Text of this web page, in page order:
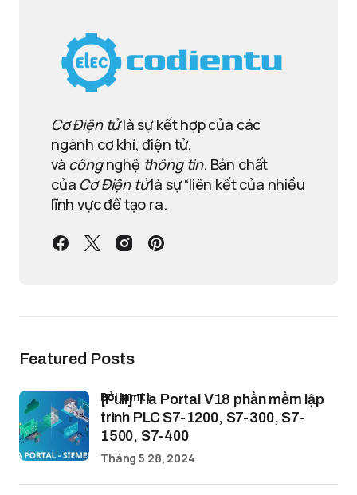
Cơ Điện tửlà sự kết hợp của các
ngành cơ khí, điện tử,
và côngnghệ thông tin. Bản chất
của Cơ Điện tửlà sự “liên kết của nhiều
lĩnh vực để tạo ra.
Featured Posts
[Full] Tia Portal V18 phần mềm lập
trình PLC S7-1200, S7-300, S7-
1500, S7-400
bởi lamtt
Tháng 5 28, 2024